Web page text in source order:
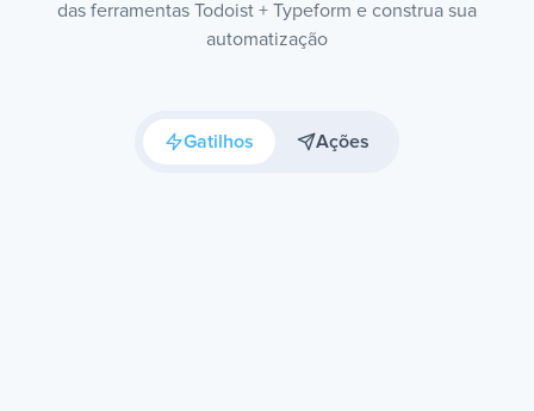
das ferramentas Todoist + Typeform e construa sua
automatização
Gatilhos Ações